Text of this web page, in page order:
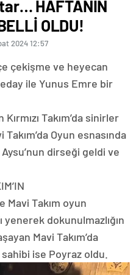
HAFTANIN
OLDU!
2024 12:57
çekişme ve heyecan
ile Yunus Emre bir
Takım’da sinirler
Oyun esnasında
Aysu’nun dirseği geldi ve
Mavi Takım oyun
yenerek dokunulmazlığın
Mavi Takım’da
ise Poyraz oldu.